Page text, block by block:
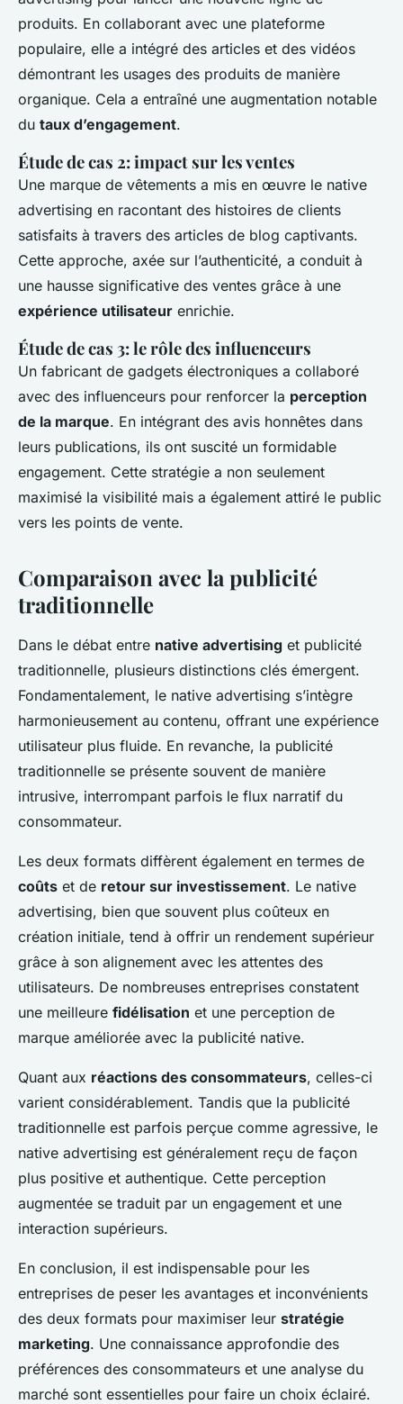
produits. En collaborant avec une plateforme
populaire, elle a intégré des articles et des vidéos
démontrant les usages des produits de manière
organique. Cela a entraîné une augmentation notable
du taux d’engagement.
Étude de cas 2: impact sur les ventes
Une marque de vêtements a mis en œuvre le native
advertising en racontant des histoires de clients
satisfaits à travers des articles de blog captivants.
Cette approche, axée sur l’authenticité, a conduit à
une hausse significative des ventes grâce à une
expérience utilisateur enrichie.
Étude de cas 3: le rôle des influenceurs
Un fabricant de gadgets électroniques a collaboré
avec des influenceurs pour renforcer la perception
de la marque. En intégrant des avis honnêtes dans
leurs publications, ils ont suscité un formidable
engagement. Cette stratégie a non seulement
maximisé la visibilité mais a également attiré le public
vers les points de vente.
Comparaison avec la publicité
traditionnelle
Dans le débat entre native advertising et publicité
traditionnelle, plusieurs distinctions clés émergent.
Fondamentalement, le native advertising s’intègre
harmonieusement au contenu, offrant une expérience
utilisateur plus fluide. En revanche, la publicité
traditionnelle se présente souvent de manière
intrusive, interrompant parfois le flux narratif du
consommateur.
Les deux formats diffèrent également en termes de
coûts et de retour sur investissement. Le native
advertising, bien que souvent plus coûteux en
création initiale, tend à offrir un rendement supérieur
grâce à son alignement avec les attentes des
utilisateurs. De nombreuses entreprises constatent
une meilleure fidélisation et une perception de
marque améliorée avec la publicité native.
Quant aux réactions des consommateurs, celles-ci
varient considérablement. Tandis que la publicité
traditionnelle est parfois perçue comme agressive, le
native advertising est généralement reçu de façon
plus positive et authentique. Cette perception
augmentée se traduit par un engagement et une
interaction supérieurs.
En conclusion, il est indispensable pour les
entreprises de peser les avantages et inconvénients
des deux formats pour maximiser leur stratégie
marketing. Une connaissance approfondie des
préférences des consommateurs et une analyse du
marché sont essentielles pour faire un choix éclairé.